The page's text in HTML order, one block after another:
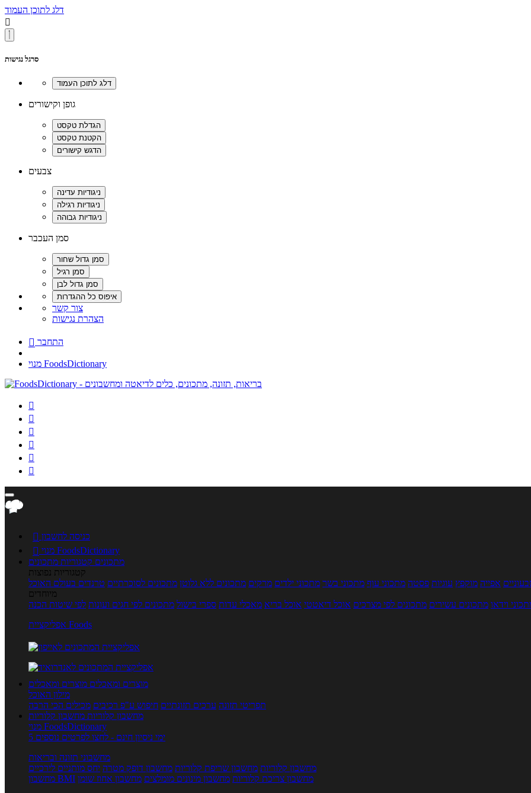
דלג לתוכן העמוד

סרגל נגישות
גופן וקישורים
צבעים
סמן העכבר
צור קשר
הצהרת נגישות
 התחבר
מנוי FoodsDictionary






 כניסה לחשבון

מנוי FoodsDictionary
מתכונים קטגוריות מתכונים
קטגוריות נפוצות
אפייה מוקפץ עוגיות פסטה מתכוני עוף מתכוני בשר מתכוני ילדים מרקים מתכונים ללא גלוטן מתכונים לסוכרתיים טרנדים בעולם האוכל
מיוחדים
וידאו מתכונים עשירים מתכונים לפי מצרכים אוכל דיאטטי אוכל בריא מאכלי עדות ספרי בישול מתכונים לפי חגים ועונות לפי שיטות הכנה
אפליקציית Foods
מוצרים ומאכלים מוצרים ומאכלים
מילון האוכל
תפריטי תזונה ערכים תזונתיים חיפוש ע"פ רכיבים מכילים הכי הרבה
מחשבון קלוריות מחשבון קלוריות
מנוי FoodsDictionary
5 ימי ניסיון חינם - לחצו לפרטים נוספים
מחשבוני תזונה ובריאות
מחשבון קלוריות מחשבון שריפת קלוריות מחשבון דופק מטרה יחס מותניים לירכיים
מחשבון BMI
מחשבון צריכת קלוריות מחשבון מינונים מומלצים מחשבון אחוז שומן